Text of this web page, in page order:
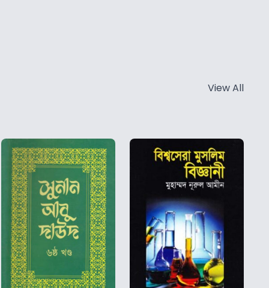
View All